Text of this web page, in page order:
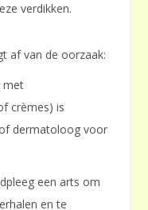
verdikken.
af van de oorzaak:
met
crèmes) is
dermatoloog voor
een arts om
en te